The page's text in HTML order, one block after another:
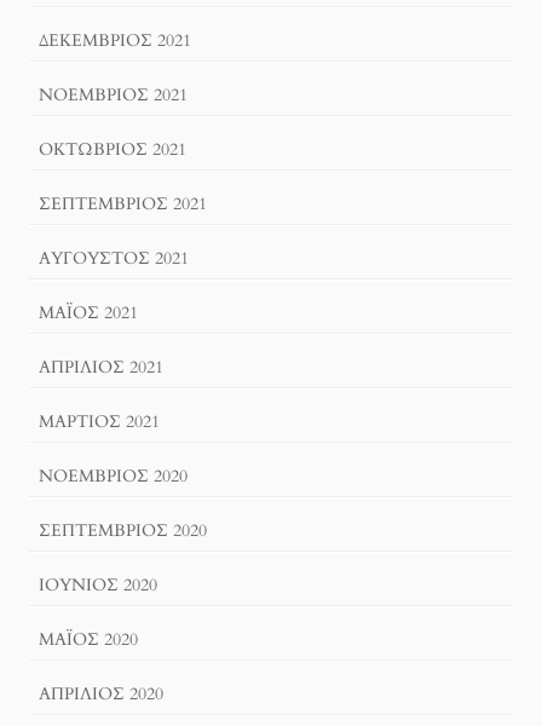
ΔΕΚΈΜΒΡΙΟΣ 2021
ΝΟΈΜΒΡΙΟΣ 2021
ΟΚΤΏΒΡΙΟΣ 2021
ΣΕΠΤΈΜΒΡΙΟΣ 2021
ΑΎΓΟΥΣΤΟΣ 2021
ΜΆΙΟΣ 2021
ΑΠΡΊΛΙΟΣ 2021
ΜΆΡΤΙΟΣ 2021
ΝΟΈΜΒΡΙΟΣ 2020
ΣΕΠΤΈΜΒΡΙΟΣ 2020
ΙΟΎΝΙΟΣ 2020
ΜΆΙΟΣ 2020
ΑΠΡΊΛΙΟΣ 2020